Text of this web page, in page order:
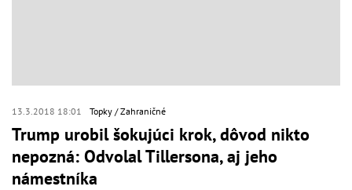
13.3.2018 18:01 Topky Zahraničné
Trump urobil šokujúci krok, dôvod nikto
nepozná: Odvolal Tillersona, aj jeho
námestníka